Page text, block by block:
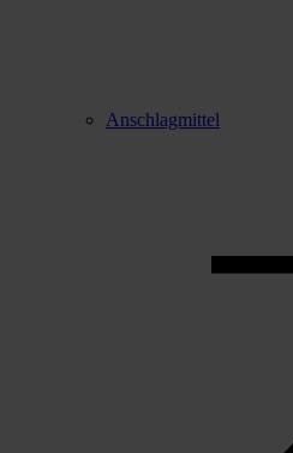
Anschlagmittel